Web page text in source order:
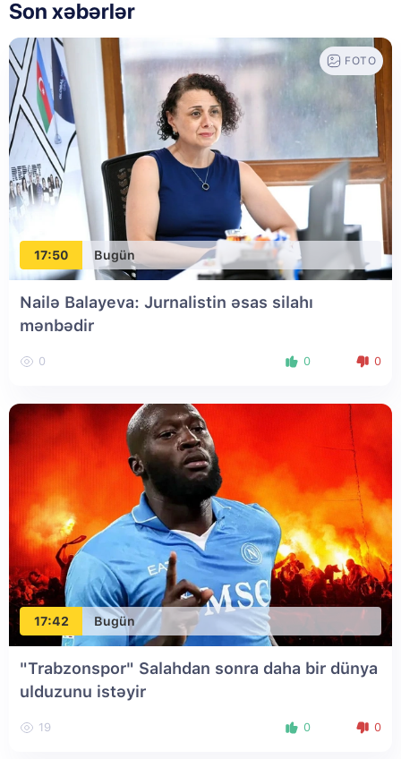
Son xəbərlər
17:50 Bugün
FOTO
Nailə Balayeva: Jurnalistin əsas silahı
mənbədir
0 0 0
17:42 Bugün
"Trabzonspor" Salahdan sonra daha bir dünya
ulduzunu istəyir
19 0 0